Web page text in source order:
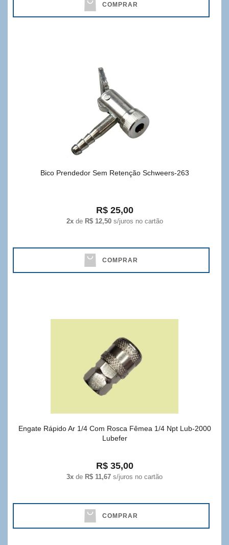
COMPRAR
Bico Prendedor Sem Retenção Schweers-263
R$ 25,00
2xde R$ 12,50s/juros no cartão
COMPRAR
Engate Rápido Ar 1/4 Com Rosca Fêmea 1/4 Npt Lub-2000
Lubefer
R$ 35,00
3x de R$ 11,67 s/juros no cartão
COMPRAR